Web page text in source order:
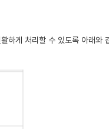
하게 처리할 수 있도록 아래와